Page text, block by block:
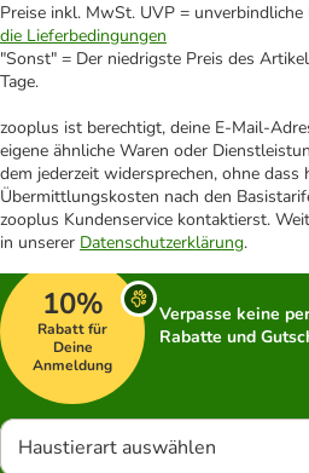
Preise inkl. MwSt. UVP =
die Lieferbedingungen
"Sonst" = Der niedrigste Preis des
Tage.
zooplus ist berechtigt, deine E-Mail-
eigene ähnliche Waren oder
dem jederzeit widersprechen, ohne dass
Übermittlungskosten nach den
zooplus Kundenservice kontaktierst.
in unserer Datenschutzerklärung.
10%
Rabatt für
Deine
Anmeldung
Verpasse keine
Rabatte und
Haustierart auswählen